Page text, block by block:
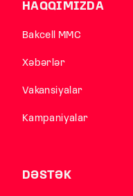
HAQQIMIZDA
Bakcell MMC
Xəbərlər
Vakansiyalar
Kampaniyalar
DƏSTƏK